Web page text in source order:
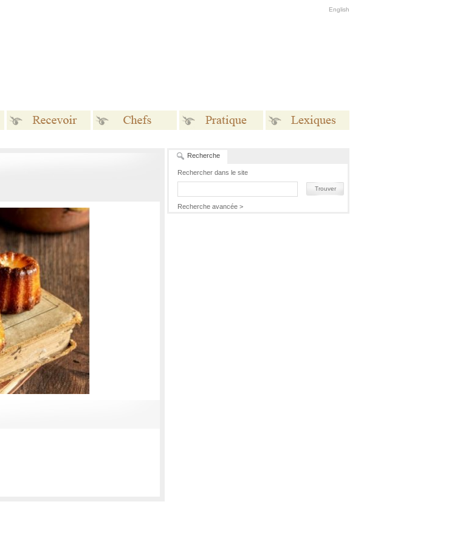
English
Recherche
Rechercher dans le site
Trouver
Recherche avancée >
Pratique